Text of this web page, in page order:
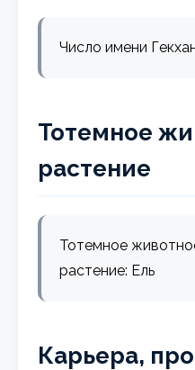
Число имени
Тотемное
растение
Тотемное
растение: Ель
Карьера,